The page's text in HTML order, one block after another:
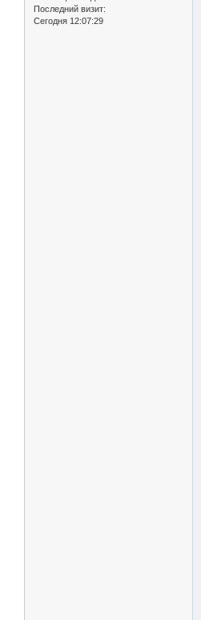
Последний визит:
Сегодня 12:07:29